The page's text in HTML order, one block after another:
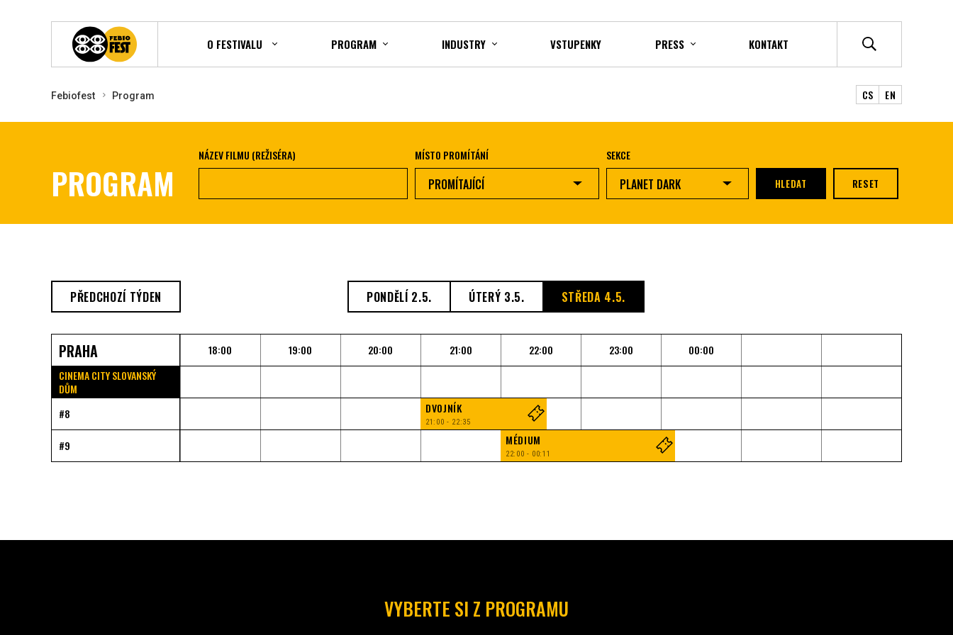
O FESTIVALU PROGRAM INDUSTRY VSTUPENKY PRESS KONTAKT
Febiofest Program CS EN
PROGRAM
NÁZEV FILMU (REŽISÉRA) MÍSTO PROMÍTÁNÍ
PROMÍTAJÍCÍ
SEKCE
PLANET DARK HLEDAT RESET
PŘEDCHOZÍ TÝDEN PONDĚLÍ 2.5. ÚTERÝ 3.5. STŘEDA 4.5.
PRAHA
CINEMA CITY SLOVANSKÝ
DŮM
#8
#9
18:00 19:00 20:00 21:00 22:00 23:00 00:00
DVOJNÍK
21:00 - 22:35
MÉDIUM
22:00 - 00:11
VYBERTE SI Z PROGRAMU